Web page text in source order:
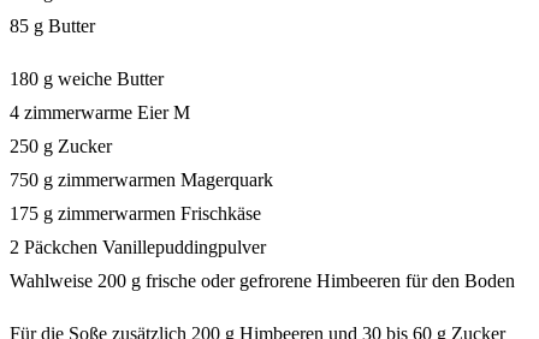
85 g Butter
180 g weiche Butter
4 zimmerwarme Eier M
250 g Zucker
750 g zimmerwarmen Magerquark
175 g zimmerwarmen Frischkäse
2 Päckchen Vanillepuddingpulver
Wahlweise 200 g frische oder gefrorene Himbeeren für den Boden
Für die Soße zusätzlich 200 g Himbeeren und 30 bis 60 g Zucker